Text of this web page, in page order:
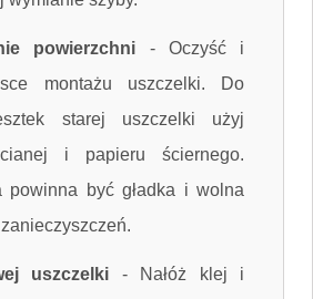
powierzchni - Oczyść i
montażu uszczelki. Do
starej uszczelki użyj
i papieru ściernego.
powinna być gładka i wolna
uszczelki -
Nałóż klej i